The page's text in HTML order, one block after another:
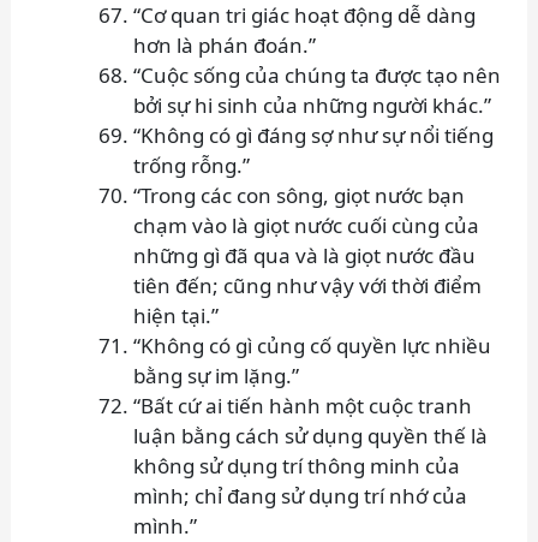
“Cơ quan tri giác hoạt động dễ dàng
hơn là phán đoán.”
“Cuộc sống của chúng ta được tạo nên
bởi sự hi sinh của những người khác.”
“Không có gì đáng sợ như sự nổi tiếng
trống rỗng.”
“Trong các con sông, giọt nước bạn
chạm vào là giọt nước cuối cùng của
những gì đã qua và là giọt nước đầu
tiên đến; cũng như vậy với thời điểm
hiện tại.”
“Không có gì củng cố quyền lực nhiều
bằng sự im lặng.”
“Bất cứ ai tiến hành một cuộc tranh
luận bằng cách sử dụng quyền thế là
không sử dụng trí thông minh của
mình; chỉ đang sử dụng trí nhớ của
mình.”